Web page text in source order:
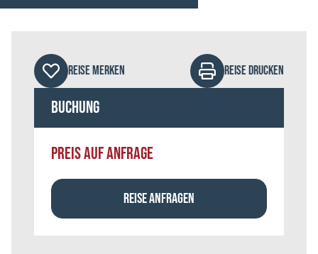
REISE MERKEN REISE DRUCKEN
Buchung
PREIS AUF ANFRAGE
REISE ANFRAGEN